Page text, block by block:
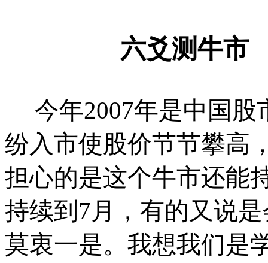
六爻测牛市
今年2007年是中国股
纷入市使股价节节攀高
担心的是这个牛市还能
持续到7月，有的又说
莫衷一是。我想我们是